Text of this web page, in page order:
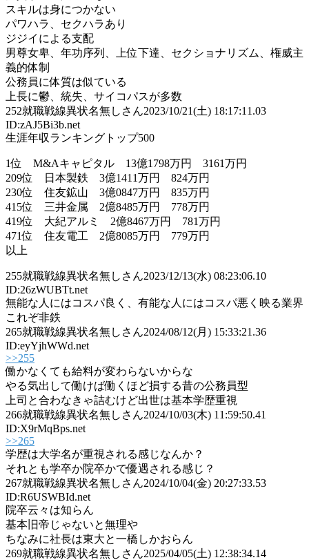
スキルは身につかない
パワハラ、セクハラあり
ジジイによる支配
男尊女卑、年功序列、上位下達、セクショナリズム、権威主
義的体制
公務員に体質は似ている
上長に鬱、統失、サイコパスが多数
252就職戦線異状名無しさん2023/10/21(土) 18:17:11.03
ID:zAJ5Bi3b.net
生涯年収ランキングトップ500
1位 M&Aキャピタル 13億1798万円 3161万円
209位 日本製鉄 3億1411万円 824万円
230位 住友鉱山 3億0847万円 835万円
415位 三井金属 2億8485万円 778万円
419位 大紀アルミ 2億8467万円 781万円
471位 住友電工 2億8085万円 779万円
以上
255就職戦線異状名無しさん2023/12/13(水) 08:23:06.10
ID:26zWUBTt.net
無能な人にはコスパ良く、有能な人にはコスパ悪く映る業界
これぞ非鉄
265就職戦線異状名無しさん2024/08/12(月) 15:33:21.36
ID:eyYjhWWd.net
>>255
働かなくても給料が変わらないからな
やる気出して働けば働くほど損する昔の公務員型
上司と合わなきゃ詰むけど出世は基本学歴重視
266就職戦線異状名無しさん2024/10/03(木) 11:59:50.41
ID:X9rMqBps.net
>>265
学歴は大学名が重視される感じなんか？
それとも学卒か院卒かで優遇される感じ？
267就職戦線異状名無しさん2024/10/04(金) 20:27:33.53
ID:R6USWBId.net
院卒云々は知らん
基本旧帝じゃないと無理や
ちなみに社長は東大と一橋しかおらん
269就職戦線異状名無しさん2025/04/05(土) 12:38:34.14